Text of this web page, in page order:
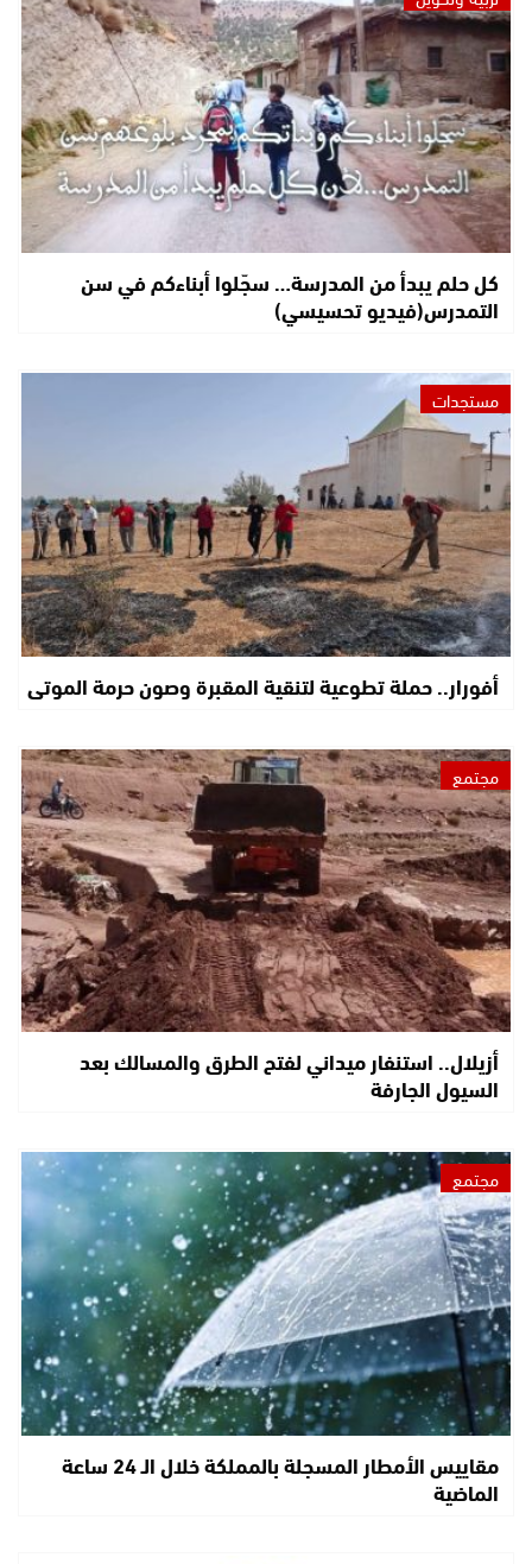
كل حلم يبدأ من المدرسة… سجّلوا أبناءكم في سن
التمدرس(فيديو تحسيسي)
مستجدات
أفورار.. حملة تطوعية لتنقية المقبرة وصون حرمة الموتى
مجتمع
أزيلال.. استنفار ميداني لفتح الطرق والمسالك بعد
السيول الجارفة
مجتمع
مقاييس الأمطار المسجلة بالمملكة خلال الـ 24 ساعة
الماضية